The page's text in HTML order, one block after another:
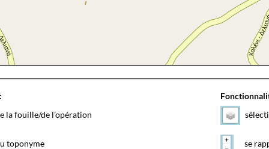
la fouille/de l'opération
toponyme se